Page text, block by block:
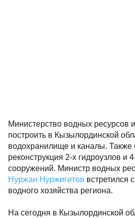
Министерство водных ресурсов
построить в Кызылординской
водохранилище и каналы. Также
реконструкция 2-х гидроузлов и
сооружений. Министр водных
Нуржан Нуржигитов встретился
водного хозяйства региона.
На сегодня в Кызылординской